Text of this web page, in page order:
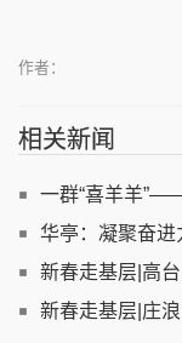
作者：
相关新闻
一群“喜羊羊
华亭：凝聚奋进
新春走基层|高
力再出发
新春走基层|庄